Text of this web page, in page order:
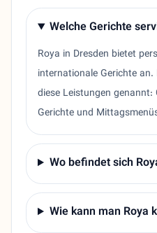
Welche Gerichte
Roya in Dresden bietet
internationale Gerichte
diese Leistungen genannt:
Gerichte und
Wo befindet sich
Wie kann man Roya